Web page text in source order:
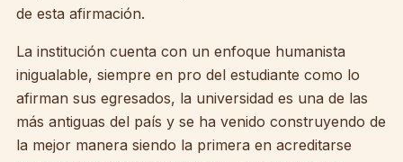
de esta afirmación.
La institución cuenta con un enfoque humanista
inigualable, siempre en pro del estudiante como lo
afirman sus egresados, la universidad es una de las
más antiguas del país y se ha venido construyendo de
la mejor manera siendo la primera en acreditarse